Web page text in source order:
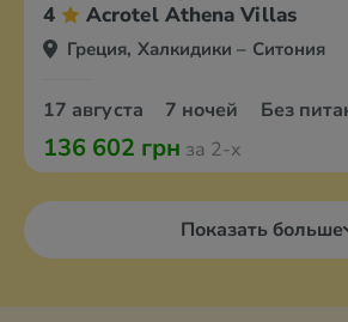
4 Acrotel Athena Villas
Греция, Халкидики – Ситония
17 августа 7 ночей Без
136 602 грн за 2-х
Показать больше